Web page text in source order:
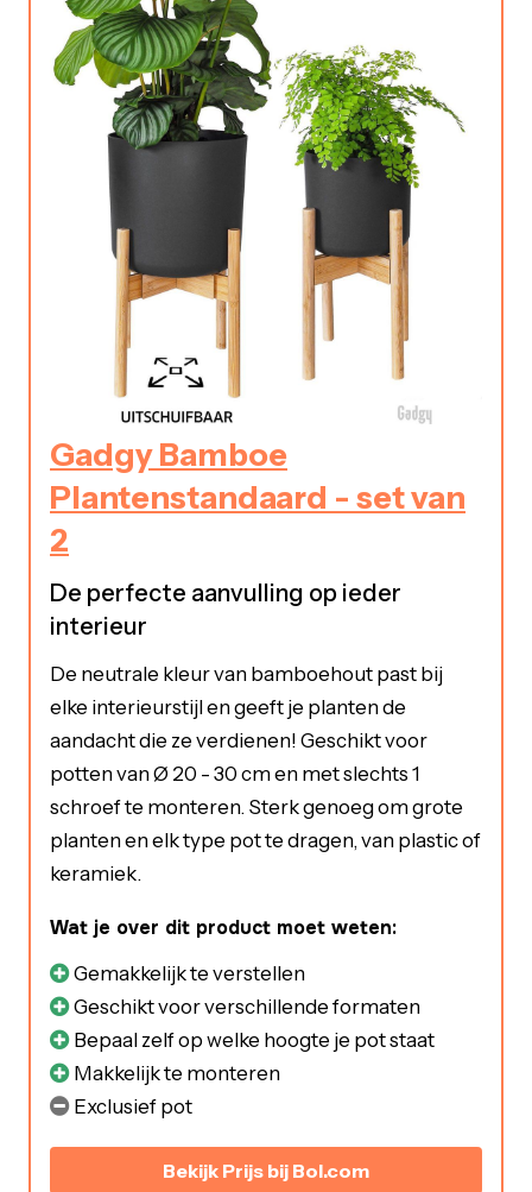
Gadgy Bamboe
Plantenstandaard - set van
2
De perfecte aanvulling op ieder
interieur
De neutrale kleur van bamboehout past bij
elke interieurstijl en geeft je planten de
aandacht die ze verdienen! Geschikt voor
potten van Ø 20 - 30 cm en met slechts 1
schroef te monteren. Sterk genoeg om grote
planten en elk type pot te dragen, van plastic of
keramiek.
Wat je over dit product moet weten:
Gemakkelijk te verstellen
Geschikt voor verschillende formaten
Bepaal zelf op welke hoogte je pot staat
Makkelijk te monteren
Exclusief pot
Bekijk Prijs bij Bol.com